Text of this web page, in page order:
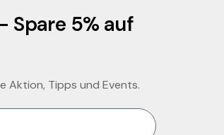
Spare 5% auf
Aktion, Tipps und Events.